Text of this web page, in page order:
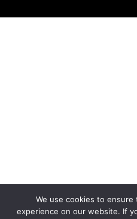
0
We use cookies to
experience on our website. If